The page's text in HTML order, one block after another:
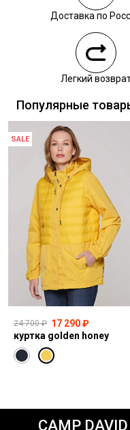
Самовывоз из
Самовывоз из наших
Курьерская доставка
Самовывоз из
Доставка по
Легкий
Популярные
SALE
24 700 ₽ 17 290 ₽
куртка golden honey
CAMP DAVID